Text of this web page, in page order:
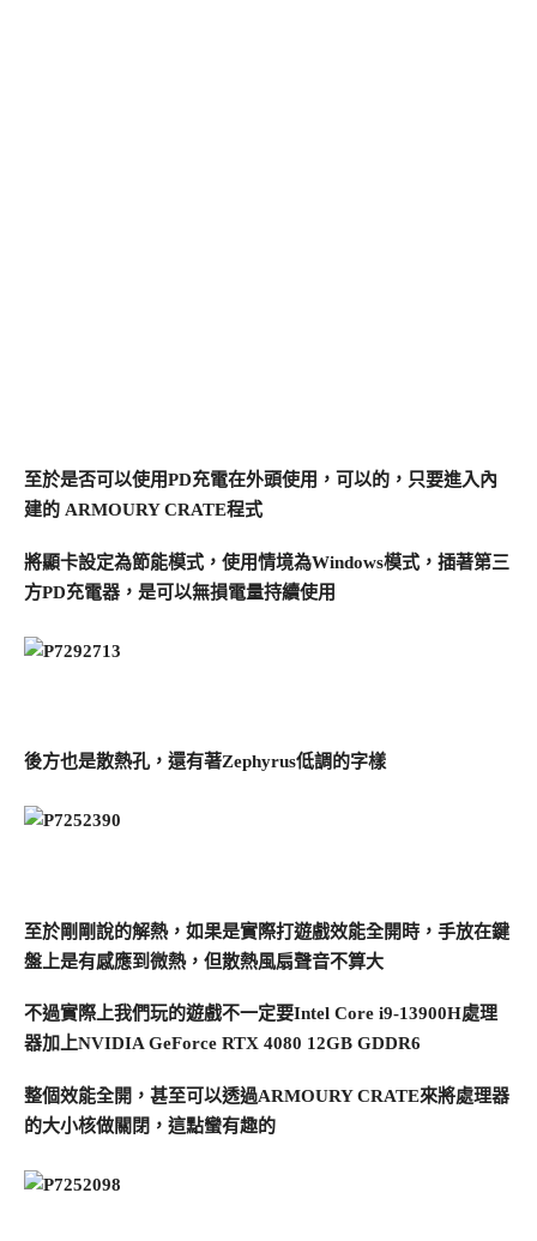
至於是否可以使用PD充電在外頭使用，可以的，只要進入內
建的 ARMOURY CRATE程式
將顯卡設定為節能模式，使用情境為Windows模式，插著第三
方PD充電器，是可以無損電量持續使用
後方也是散熱孔，還有著Zephyrus低調的字樣
至於剛剛說的解熱，如果是實際打遊戲效能全開時，手放在鍵
盤上是有感應到微熱，但散熱風扇聲音不算大
不過實際上我們玩的遊戲不一定要Intel Core i9-13900H處理
器加上NVIDIA GeForce RTX 4080 12GB GDDR6
整個效能全開，甚至可以透過ARMOURY CRATE來將處理器
的大小核做關閉，這點蠻有趣的